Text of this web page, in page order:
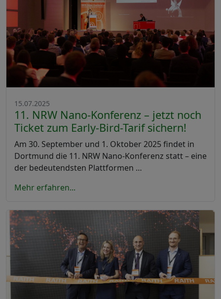
15.07.2025
11. NRW Nano-Konferenz – jetzt noch
Ticket zum Early-Bird-Tarif sichern!
Am 30. September und 1. Oktober 2025 findet in
Dortmund die 11. NRW Nano-Konferenz statt – eine
der bedeutendsten Plattformen …
Mehr erfahren...